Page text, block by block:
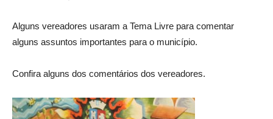
Alguns vereadores usaram a Tema Livre para comentar
alguns assuntos importantes para o município.
Confira alguns dos comentários dos vereadores.